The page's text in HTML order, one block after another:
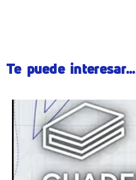
Te puede interesar...